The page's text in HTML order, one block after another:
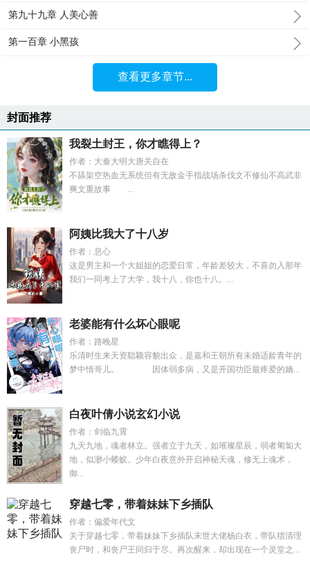
第九十九章 人美心善
第一百章 小黑孩
查看更多章节...
封面推荐
我裂土封王，你才瞧得上？
作者：大秦大明大唐关自在
不舔架空热血无系统但有无敌金手指战场杀伐文不修仙不高武非
爽文重故事 ...
阿姨比我大了十八岁
作者：息心
这是男主和一个大姐姐的恋爱日常，年龄差较大，不喜勿入那年
我们一同考上了大学，我十八，你也十八。...
老婆能有什么坏心眼呢
作者：路晚星
乐清时生来天资聪颖容貌出众，是嘉和王朝所有未婚适龄青年的
梦中情哥儿。 因体弱多病，又是开国功臣最疼爱的嫡...
白夜叶倩小说玄幻小说
作者：剑临九霄
九天九地，魂者林立。强者立于九天，如璀璨星辰，弱者匍匐大
地，似渺小蝼蚁。少年白夜意外开启神秘天魂，修无上魂术，
御...
穿越七零，带着妹妹下乡插队
作者：偏爱年代文
关于穿越七零，带着妹妹下乡插队末世大佬杨白衣，带队猎清理
丧尸时，和丧尸王同归于尽。再次醒来，却出现在一个灵堂之...